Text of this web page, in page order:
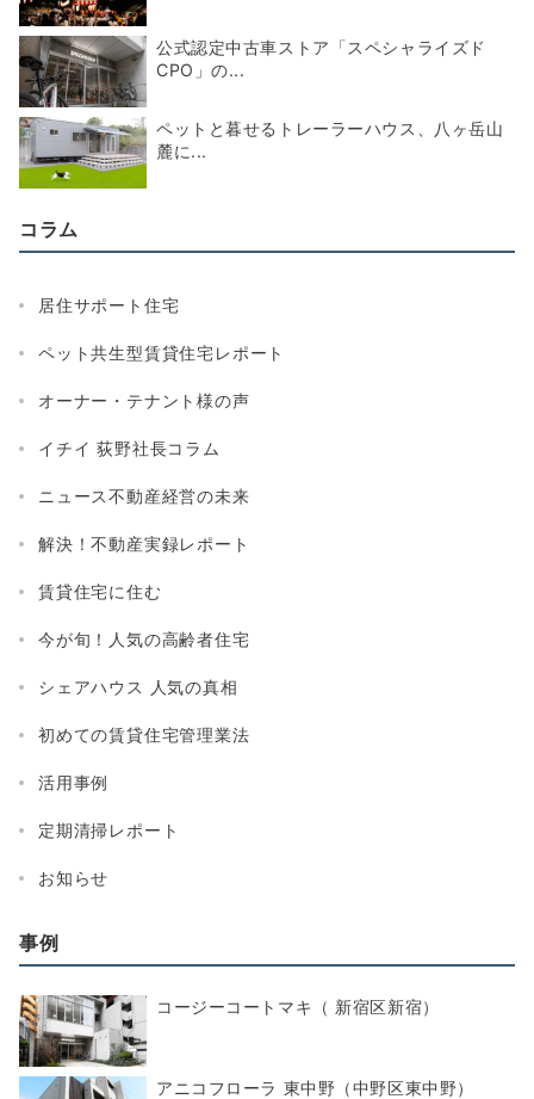
公式認定中古車ストア「スペシャライズド
CPO」の...
ペットと暮せるトレーラーハウス、八ヶ岳山
麓に...
コラム
居住サポート住宅
ペット共生型賃貸住宅レポート
オーナー・テナント様の声
イチイ 荻野社長コラム
ニュース不動産経営の未来
解決！不動産実録レポート
賃貸住宅に住む
今が旬！人気の高齢者住宅
シェアハウス 人気の真相
初めての賃貸住宅管理業法
活用事例
定期清掃レポート
お知らせ
事例
コージーコートマキ（ 新宿区新宿）
アニコフローラ 東中野（中野区東中野）